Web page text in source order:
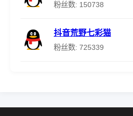
粉丝数: 150738
抖音荒野七彩猫
粉丝数: 725339